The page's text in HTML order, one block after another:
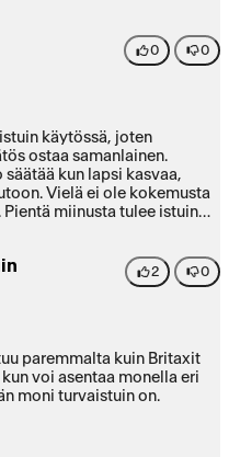
0 0
käytössä, joten
ostaa samanlainen.
kun lapsi kasvaa,
Vielä ei ole kokemusta
miinusta tulee istuin
että kulma
2 0
paremmalta kuin Britaxit
voi asentaa monella eri
moni turvaistuin on.